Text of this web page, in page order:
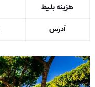
هزینه بلیط
آدرس